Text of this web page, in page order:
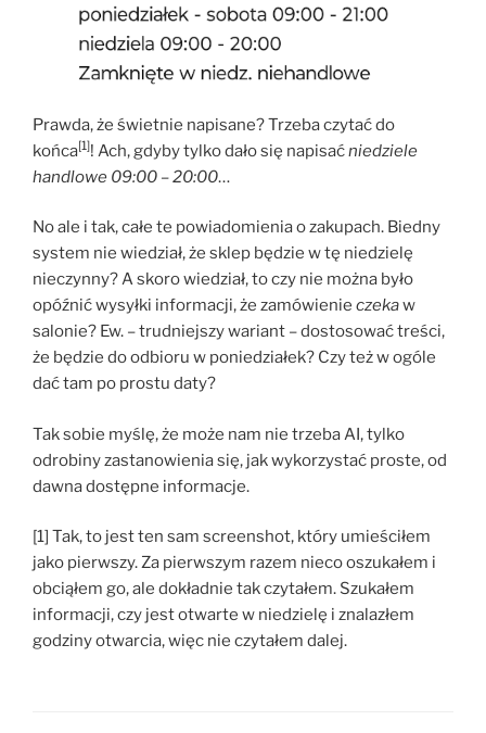
Prawda, że świetnie napisane? Trzeba czytać do
końca[1]! Ach, gdyby tylko dało się napisaćniedziele
handlowe 09:00 – 20:00…
No ale i tak, całe te powiadomienia o zakupach. Biedny
system nie wiedział, że sklep będzie w tę niedzielę
nieczynny? A skoro wiedział, to czy nie można było
opóźnić wysyłki informacji, że zamówienie czekaw
salonie? Ew. – trudniejszy wariant – dostosować treści,
że będzie do odbioru w poniedziałek? Czy też w ogóle
dać tam po prostu daty?
Tak sobie myślę, że może nam nie trzeba AI, tylko
odrobiny zastanowienia się, jak wykorzystać proste, od
dawna dostępne informacje.
[1] Tak, to jest ten sam screenshot, który umieściłem
jako pierwszy. Za pierwszym razem nieco oszukałem i
obciąłem go, ale dokładnie tak czytałem. Szukałem
informacji, czy jest otwarte w niedzielę i znalazłem
godziny otwarcia, więc nie czytałem dalej.